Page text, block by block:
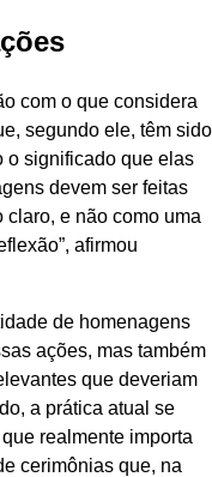
com o que considera
segundo ele, têm sido
o significado que elas
devem ser feitas
claro, e não como uma
afirmou
de homenagens
ações, mas também
que deveriam
a prática atual se
realmente importa
cerimônias que, na